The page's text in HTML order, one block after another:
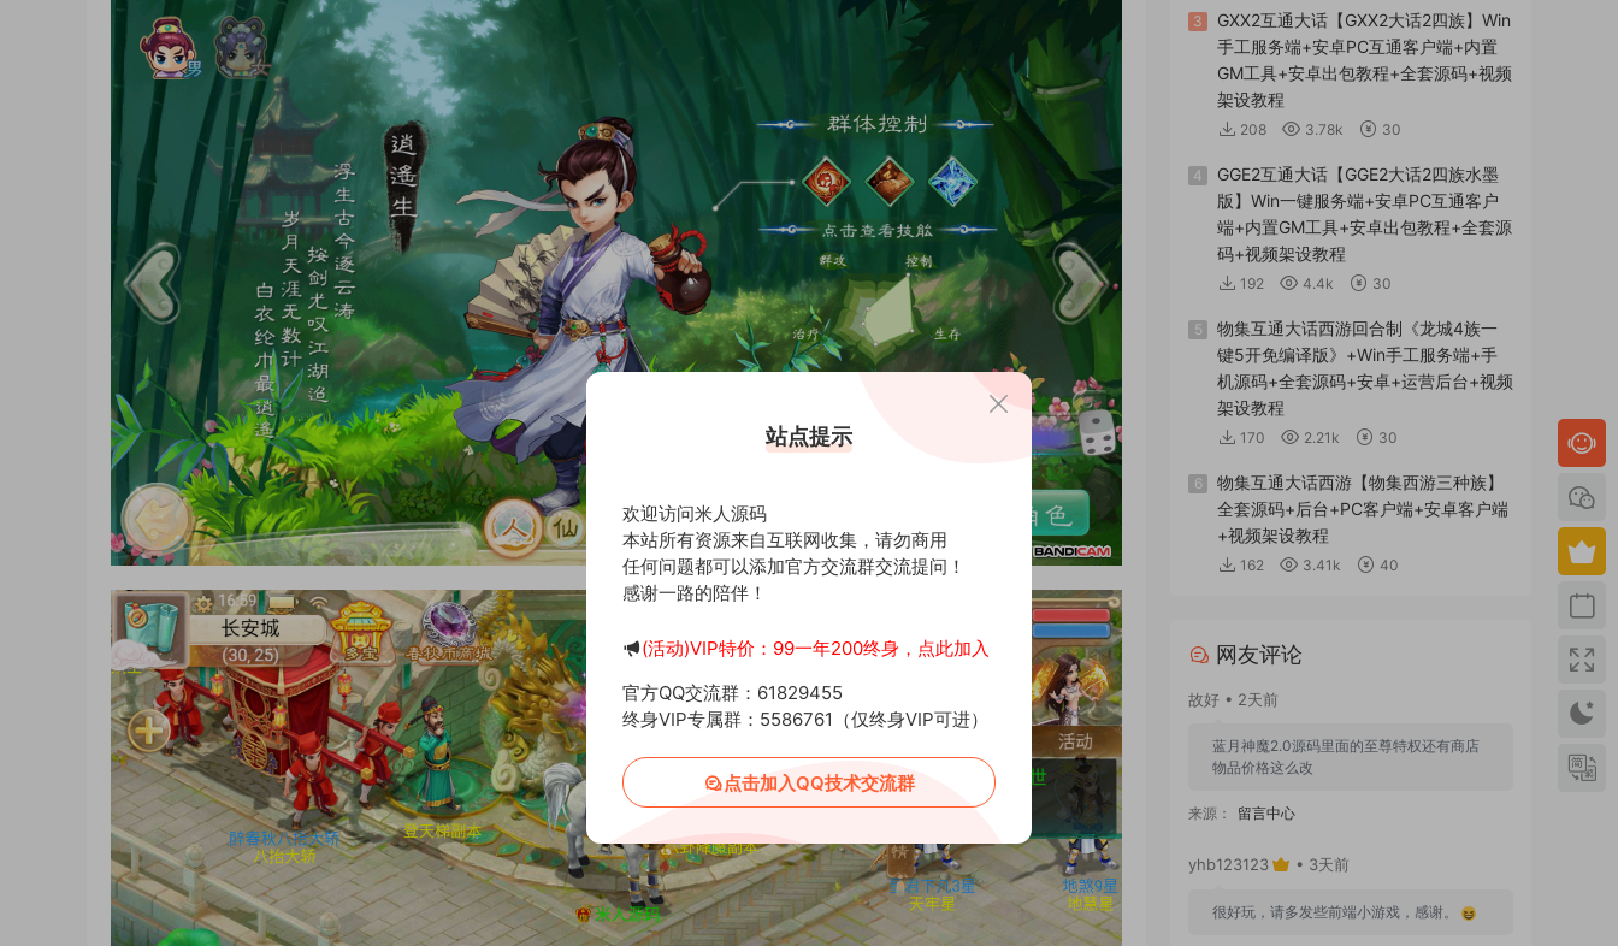
3
GXX2互通大话【GXX2大话2四族】Win
手工服务端+安卓PC互通客户端+内置
GM工具+安卓出包教程+全套源码+视频
架设教程
208 3.78k 30
4
GGE2互通大话【GGE2大话2四族水墨
版】Win一键服务端+安卓PC互通客户
端+内置GM工具+安卓出包教程+全套源
码+视频架设教程
192 4.4k 30
5
物集互通大话西游回合制《龙城4族一
键5开免编译版》+Win手工服务端+手
机源码+全套源码+安卓+运营后台+视频
架设教程
170 2.21k 30
6
物集互通大话西游【物集西游三种族】
全套源码+后台+PC客户端+安卓客户端
+视频架设教程
162 3.41k 40
网友评论
故好 • 2天前
蓝月神魔2.0源码里面的至尊特权还有商店
物品价格这么改
来源： 留言中心
yhb123123 • 3天前
很好玩，请多发些前端小游戏，感谢。
站点提示
欢迎访问米人源码
本站所有资源来自互联网收集，请勿商用
任何问题都可以添加官方交流群交流提问！
感谢一路的陪伴！
(活动)VIP特价：99一年200终身，点此加入
官方QQ交流群：61829455
终身VIP专属群：5586761（仅终身VIP可进）
点击加入QQ技术交流群